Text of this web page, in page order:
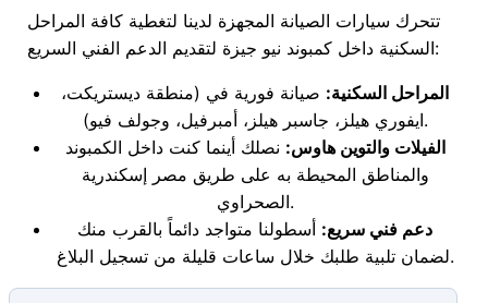
تتحرك سيارات الصيانة المجهزة لدينا لتغطية كافة المراحل
السكنية داخل كمبوند نيو جيزة لتقديم الدعم الفني السريع:
المراحل السكنية: صيانة فورية في (منطقة ديستريكت،
ايفوري هيلز، جاسبر هيلز، أمبرفيل، وجولف فيو).
الفيلات والتوين هاوس: نصلك أينما كنت داخل الكمبوند
والمناطق المحيطة به على طريق مصر إسكندرية
الصحراوي.
دعم فني سريع: أسطولنا متواجد دائماً بالقرب منك
لضمان تلبية طلبك خلال ساعات قليلة من تسجيل البلاغ.